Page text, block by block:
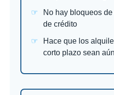
No hay bloqueos
de crédito
Hace que los
corto plazo sean